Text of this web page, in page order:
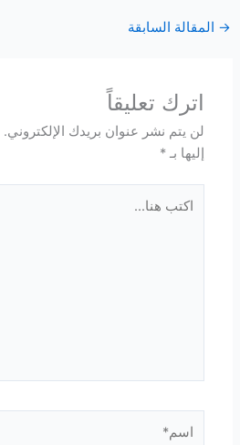
→ المقالة السابقة
اترك تعليقاً
لن يتم نشر عنوان بريدك الإلكتروني.
إليها بـ*
هنا...